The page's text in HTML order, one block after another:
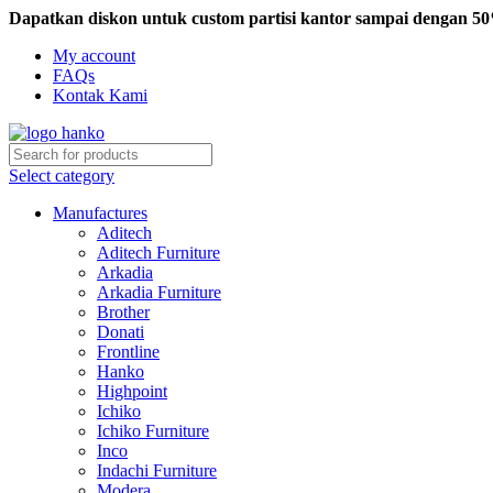
Dapatkan diskon untuk custom partisi kantor sampai dengan
My account
FAQs
Kontak Kami
Select category
Manufactures
Aditech
Aditech Furniture
Arkadia
Arkadia Furniture
Brother
Donati
Frontline
Hanko
Highpoint
Ichiko
Ichiko Furniture
Inco
Indachi Furniture